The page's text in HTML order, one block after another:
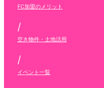
FC加盟のメリット
/
空き物件・土地活用
/
イベント一覧